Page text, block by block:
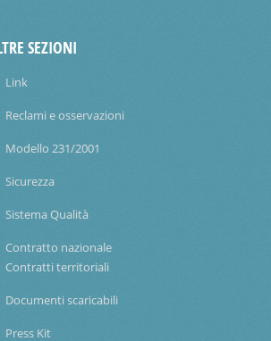
SEZIONI
Link
Reclami e osservazioni
Modello 231/2001
Sicurezza
Sistema Qualità
Contratto nazionale
Contratti territoriali
Documenti scaricabili
Press Kit